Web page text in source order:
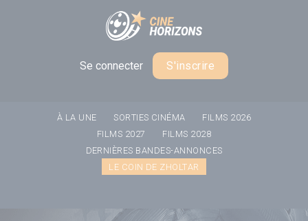
Se connecter S'inscrire
À LA UNE SORTIES CINÉMA
FILMS 2026
FILMS 2027
FILMS 2028
DERNIÈRES BANDES-ANNONCES
LE COIN DE ZHOLTAR
Panneau de gestion des cookies